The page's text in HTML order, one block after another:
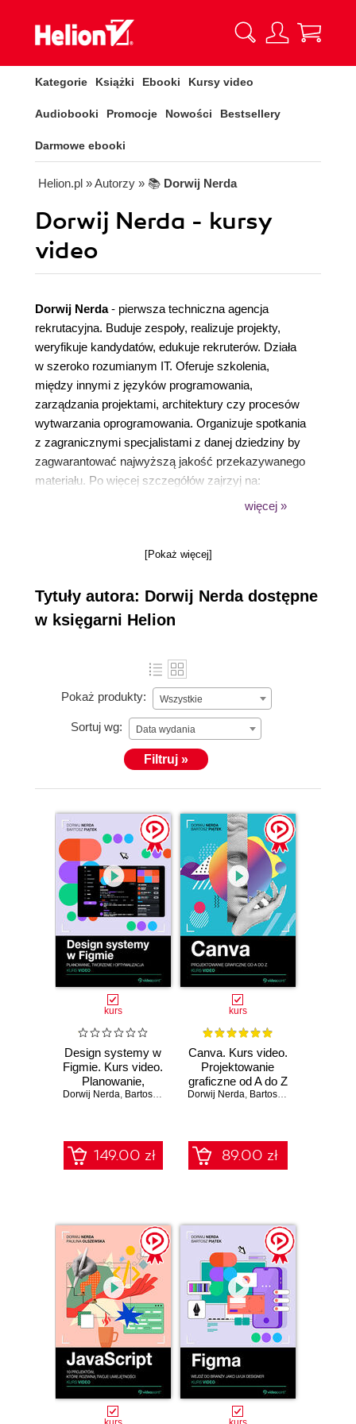
Kategorie Książki Ebooki Kursy video
Audiobooki Promocje Nowości Bestsellery
Darmowe ebooki
Helion.pl » Autorzy » 📚 Dorwij Nerda
Dorwij Nerda - kursy
video
Dorwij Nerda- pierwsza techniczna agencja
rekrutacyjna. Buduje zespoły, realizuje projekty,
weryfikuje kandydatów, edukuje rekruterów. Działa
w szeroko rozumianym IT. Oferuje szkolenia,
między innymi z języków programowania,
zarządzania projektami, architektury czy procesów
wytwarzania oprogramowania. Organizuje spotkania
z zagranicznymi specjalistami z danej dziedziny by
zagwarantować najwyższą jakość przekazywanego
materiału. Po więcej szczegółów zajrzyj na:
więcej »
[Pokaż więcej]
Tytuły autora: Dorwij Nerda dostępne
w księgarni Helion
Pokaż produkty: Wszystkie
Sortuj wg: Data wydania
Filtruj »
kurs
Design systemy w
Figmie. Kurs video.
Planowanie,
tworzenie i
Dorwij Nerda, Bartosz Piątek
149.00 zł
kurs
Canva. Kurs video.
Projektowanie
graficzne od A do Z
Dorwij Nerda, Bartosz Piątek
89.00 zł